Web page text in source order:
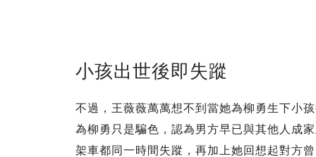
小孩出世後即失蹤
不過，王薇薇萬萬想不到當她為柳勇生下小
為柳勇只是騙色，認為男方早已與其他人成
架車都同一時間失蹤，再加上她回想起對方